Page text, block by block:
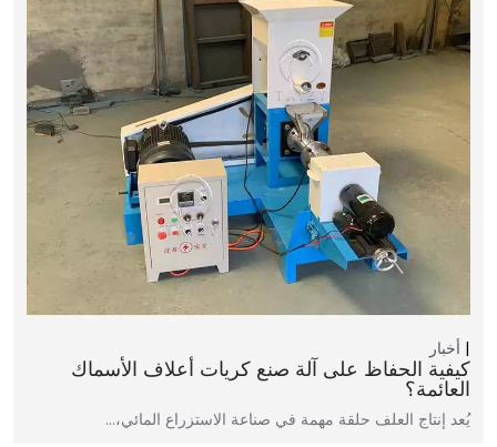
أخبار
كيفية الحفاظ على آلة صنع كريات أعلاف الأسماك
العائمة؟
يُعد إنتاج العلف حلقة مهمة في صناعة الاستزراع المائي،…